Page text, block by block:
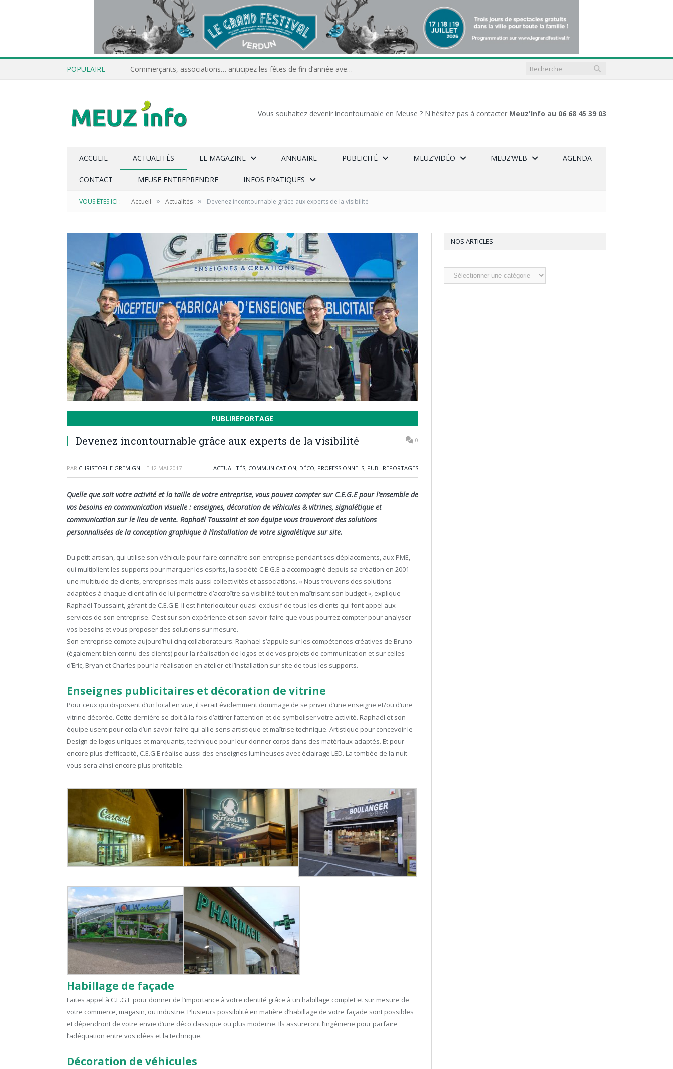
POPULAIRE Commerçants, associations… anticipez les fêtes de fin d’année avec Meuz’Info
Vous souhaitez devenir incontournable en Meuse ? N'hésitez pas à contacter Meuz'Info au 06 68 45 39 03
ACCUEIL ACTUALITÉS LE MAGAZINE ANNUAIRE PUBLICITÉ MEUZ’VIDÉO MEUZ’WEB AGENDA
CONTACT MEUSE ENTREPRENDRE INFOS PRATIQUES
VOUS ÊTES ICI : Accueil » Actualités » Devenez incontournable grâce aux experts de la visibilité
PUBLIREPORTAGE
Devenez incontournable grâce aux experts de la visibilité 0
PAR CHRISTOPHE GREMIGNI LE 12 MAI 2017 ACTUALITÉS, COMMUNICATION, DÉCO, PROFESSIONNELS, PUBLIREPORTAGES
Quelle que soit votre activité et la taille de votre entreprise, vous pouvez compter sur C.E.G.E pour l’ensemble de
vos besoins en communication visuelle : enseignes, décoration de véhicules & vitrines, signalétique et
communication sur le lieu de vente. Raphaël Toussaint et son équipe vous trouveront des solutions
personnalisées de la conception graphique à l’installation de votre signalétique sur site.
Du petit artisan, qui utilise son véhicule pour faire connaître son entreprise pendant ses déplacements, aux PME,
qui multiplient les supports pour marquer les esprits, la société C.E.G.E a accompagné depuis sa création en 2001
une multitude de clients, entreprises mais aussi collectivités et associations. « Nous trouvons des solutions
adaptées à chaque client afin de lui permettre d’accroître sa visibilité tout en maîtrisant son budget », explique
Raphaël Toussaint, gérant de C.E.G.E. Il est l’interlocuteur quasi-exclusif de tous les clients qui font appel aux
services de son entreprise. C’est sur son expérience et son savoir-faire que vous pourrez compter pour analyser
vos besoins et vous proposer des solutions sur mesure.
Son entreprise compte aujourd’hui cinq collaborateurs. Raphael s’appuie sur les compétences créatives de Bruno
(également bien connu des clients) pour la réalisation de logos et de vos projets de communication et sur celles
d’Eric, Bryan et Charles pour la réalisation en atelier et l’installation sur site de tous les supports.
Enseignes publicitaires et décoration de vitrine
Pour ceux qui disposent d’un local en vue, il serait évidemment dommage de se priver d’une enseigne et/ou d’une
vitrine décorée. Cette dernière se doit à la fois d’attirer l’attention et de symboliser votre activité. Raphaël et son
équipe usent pour cela d’un savoir-faire qui allie sens artistique et maîtrise technique. Artistique pour concevoir le
Design de logos uniques et marquants, technique pour leur donner corps dans des matériaux adaptés. Et pour
encore plus d’efficacité, C.E.G.E réalise aussi des enseignes lumineuses avec éclairage LED. La tombée de la nuit
vous sera ainsi encore plus profitable.
Habillage de façade
Faites appel à C.E.G.E pour donner de l’importance à votre identité grâce à un habillage complet et sur mesure de
votre commerce, magasin, ou industrie. Plusieurs possibilité en matière d’habillage de votre façade sont possibles
et dépendront de votre envie d’une déco classique ou plus moderne. Ils assureront l’ingénierie pour parfaire
l’adéquation entre vos idées et la technique.
Décoration de véhicules
NOS ARTICLES
Nos
articles